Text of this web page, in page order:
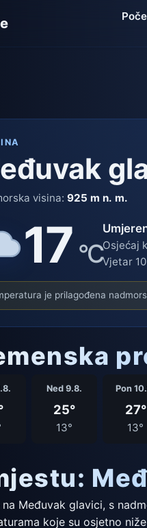
visina:925 m n. m.
17 °COsjećaj
Vjetar
je prilagođena
Ned 9.8.
25°
13°
Pon
27°
13°
na Međuvak glavici, s
koje su osjetno